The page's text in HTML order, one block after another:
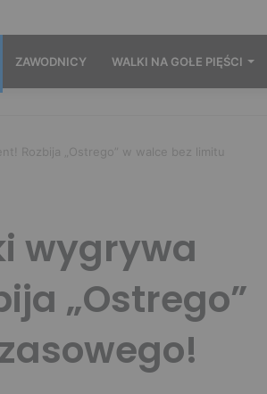
ZAWODNICY WALKI NA GOŁE PIĘŚCI
Rozbija „Ostrego” w walce bez limitu
wygrywa
„Ostrego”